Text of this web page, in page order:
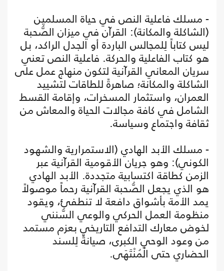
- مسلك فاعلية النص في حياة المسلمين
(الشاكلة والمكانة): القرآن في ميزان الصُّحبة
ليس كتاباً لِلمجالس الباردة أو الجدل الراكد، بل
هو كتاب الفاعلية والحركة. فاعلية النص تعني
سريان المعاني القرآنية لتكون منهاج عمل على
الشاكلة والمكانة؛ صاهرةً للطاقات لتشييد
العمران، واستثمار المسخرات، وإقامة القسط
الشامل في كافة مجالات الحياة والمعاش من
ثقافة واجتماع وسياسة.
- مسلك الأبد الهادي (الاستمرارية والشهود
الكوني): وهو جريان الأقومية القرآنية عبر
الزمن كطاقة اكتسابية متجددة. الأبد الهادي
هو الذي يجعل الصُّحبة القرآنية رحماً موصولاً
يمد الأمة بأشواق دافعة لا تنطفئ، ويقود
منظومة العمل الحركي والوعي السُّنني
لخوض معارك التدافع التاريخي بعزم مستمد
من وعود الوحي الكبرى، صيانةً لِلسند
الحضاري حتى الْمُنْتَهَى.